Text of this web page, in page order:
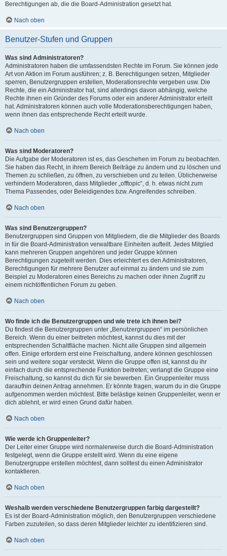
Berechtigungen ab, die die Board-Administration gesetzt hat.
Nach oben
Benutzer-Stufen und Gruppen
Was sind Administratoren?
Administratoren haben die umfassendsten Rechte im Forum. Sie können jede
Art von Aktion im Forum ausführen; z. B. Berechtigungen setzen, Mitglieder
sperren, Benutzergruppen erstellen, Moderationsrechte vergeben usw. Die
Rechte, die ein Administrator hat, sind allerdings davon abhängig, welche
Rechte ihnen ein Gründer des Forums oder ein anderer Administrator erteilt
hat. Administratoren können auch volle Moderationsberechtigungen haben,
wenn ihnen das entsprechende Recht erteilt wurde.
Nach oben
Was sind Moderatoren?
Die Aufgabe der Moderatoren ist es, das Geschehen im Forum zu beobachten.
Sie haben das Recht, in ihrem Bereich Beiträge zu ändern und zu löschen und
Themen zu schließen, zu öffnen, zu verschieben und zu teilen. Üblicherweise
verhindern Moderatoren, dass Mitglieder „offtopic“, d. h. etwas nicht zum
Thema Passendes, oder Beleidigendes bzw. Angreifendes schreiben.
Nach oben
Was sind Benutzergruppen?
Benutzergruppen sind Gruppen von Mitgliedern, die die Mitglieder des Boards
in für die Board-Administration verwaltbare Einheiten aufteilt. Jedes Mitglied
kann mehreren Gruppen angehören und jeder Gruppe können
Berechtigungen zugeteilt werden. Dies erleichtert es den Administratoren,
Berechtigungen für mehrere Benutzer auf einmal zu ändern und sie zum
Beispiel zu Moderatoren eines Bereichs zu machen oder ihnen Zugriff zu
einem nichtöffentlichen Forum zu geben.
Nach oben
Wo finde ich die Benutzergruppen und wie trete ich ihnen bei?
Du findest die Benutzergruppen unter „Benutzergruppen“ im persönlichen
Bereich. Wenn du einer beitreten möchtest, kannst du dies mit der
entsprechenden Schaltfläche machen. Nicht alle Gruppen sind allgemein
offen. Einige erfordern erst eine Freischaltung, andere können geschlossen
sein und weitere sogar versteckt. Wenn die Gruppe offen ist, kannst du ihr
einfach durch die entsprechende Funktion beitreten; verlangt die Gruppe eine
Freischaltung, so kannst du dich für sie bewerben. Ein Gruppenleiter muss
daraufhin deinen Antrag annehmen. Er könnte fragen, warum du in die Gruppe
aufgenommen werden möchtest. Bitte belästige keinen Gruppenleiter, wenn er
dich ablehnt, er wird einen Grund dafür haben.
Nach oben
Wie werde ich Gruppenleiter?
Der Leiter einer Gruppe wird normalerweise durch die Board-Administration
festgelegt, wenn die Gruppe erstellt wird. Wenn du eine eigene
Benutzergruppe erstellen möchtest, dann solltest du einen Administrator
kontaktieren.
Nach oben
Weshalb werden verschiedene Benutzergruppen farbig dargestellt?
Es ist der Board-Administration möglich, den Benutzergruppen verschiedene
Farben zuzuteilen, so dass deren Mitglieder leichter zu identifizieren sind.
Nach oben